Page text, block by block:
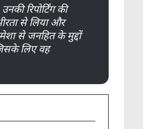
रिपोर्टिंग की
से लिया और
से जनहित के मुद्दों
लिए वह